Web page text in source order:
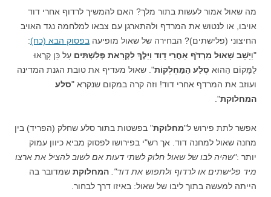
מה שאול אמור לעשות בתור מלך? האם להמשיך לרדוף אחרי דוד
אויבו, או לנטוש את המרדף ולהתארגן עם צבאו למלחמה נגד האויב
החיצוני (פלישתים)? הבחירה של שאול מופיעה בפסוק הבא (כח):
"וַיָּשָׁב שָׁאוּל מִרְדֹף אַחֲרֵי דָוִד וַיֵּלֶךְ לִקְרַאת פְּלִשְׁתִּים עַל כֵּן קָרְאוּ
לַמָּקוֹם הַהוּא סֶלַע הַמַּחְלְקוֹת". שאול מעדיף את טובת הגנת המדינה
ועוזב את המרדף אחרי דוד! וזה קרה במקום שנקרא "סלע
המחלוקת".
אפשר לתת פירוש ל"מחלוקת" בפשטות בתור סלע שחלק (הפריד) בין
מחנה שאול למחנה דוד. אך רש"י בפירושו לפסוק מביא כיוון עמוק
יותר :"שהיה לבו של שאול חלוק לשתי דעות אם לשוב להציל את ארצו
מיד פלישתים או לרדוף ולתפוש את דוד". המחלוקת שמדובר בה
הייתה למעשה בתוך ליבו של שאול: באיזו דרך לבחור.